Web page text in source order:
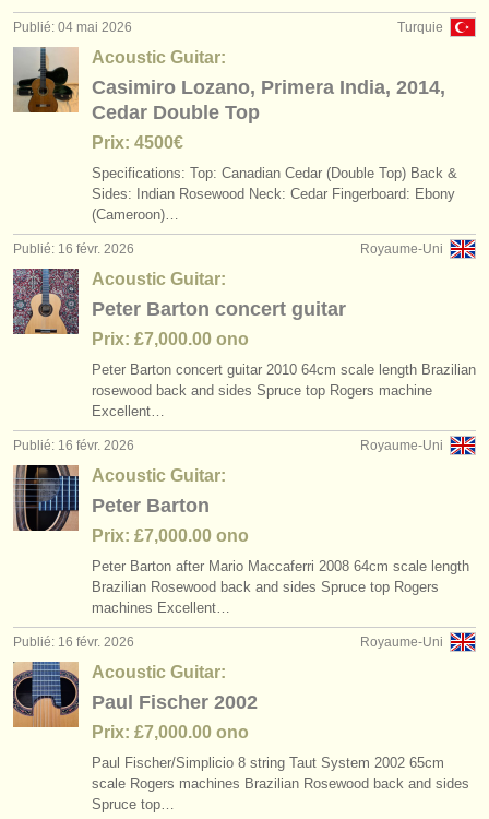
contactez nous
rss feeds
actualités musique classique
find out about ourATS
s'identifier
Turquie
Publié: 04 mai 2026
Acoustic Guitar:
Casimiro Lozano, Primera India, 2014,
Cedar Double Top
Prix: 4500€
Specifications: ​Top: Canadian Cedar (Double Top) ​Back &
Sides: Indian Rosewood ​Neck: Cedar ​Fingerboard: Ebony
(Cameroon)…
Royaume-Uni
Publié: 16 févr. 2026
Acoustic Guitar:
Peter Barton concert guitar
Prix: £7,000.00 ono
Peter Barton concert guitar 2010 64cm scale length Brazilian
rosewood back and sides Spruce top Rogers machine
Excellent…
Royaume-Uni
Publié: 16 févr. 2026
Acoustic Guitar:
Peter Barton
Prix: £7,000.00 ono
Peter Barton after Mario Maccaferri 2008 64cm scale length
Brazilian Rosewood back and sides Spruce top Rogers
machines Excellent…
Royaume-Uni
Publié: 16 févr. 2026
Acoustic Guitar:
Paul Fischer 2002
Prix: £7,000.00 ono
Paul Fischer/Simplicio 8 string Taut System 2002 65cm
scale Rogers machines Brazilian Rosewood back and sides
Spruce top…